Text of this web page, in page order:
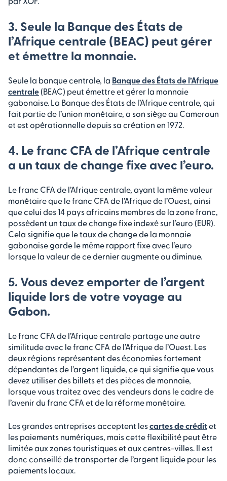
3. Seule la Banque des États de
l’Afrique centrale (BEAC) peut gérer
et émettre la monnaie.
Seule la banque centrale, la Banque des États de l’Afrique
centrale (BEAC) peut émettre et gérer la monnaie
gabonaise. La Banque des États de l’Afrique centrale, qui
fait partie de l’union monétaire, a son siège au Cameroun
et est opérationnelle depuis sa création en 1972.
4. Le franc CFA de l’Afrique centrale
a un taux de change fixe avec l’euro.
Le franc CFA de l’Afrique centrale, ayant la même valeur
monétaire que le franc CFA de l’Afrique de l’Ouest, ainsi
que celui des 14 pays africains membres de la zone franc,
possèdent un taux de change fixe indexé sur l’euro (EUR).
Cela signifie que le taux de change de la monnaie
gabonaise garde le même rapport fixe avec l’euro
lorsque la valeur de ce dernier augmente ou diminue.
5. Vous devez emporter de l’argent
liquide lors de votre voyage au
Gabon.
Le franc CFA de l’Afrique centrale partage une autre
similitude avec le franc CFA de l’Afrique de l’Ouest. Les
deux régions représentent des économies fortement
dépendantes de l’argent liquide, ce qui signifie que vous
devez utiliser des billets et des pièces de monnaie,
lorsque vous traitez avec des vendeurs dans le cadre de
l’avenir du franc CFA et de la réforme monétaire.
Les grandes entreprises acceptent lescartes de créditet
les paiements numériques, mais cette flexibilité peut être
limitée aux zones touristiques et aux centres-villes. Il est
donc conseillé de transporter de l’argent liquide pour les
paiements locaux.